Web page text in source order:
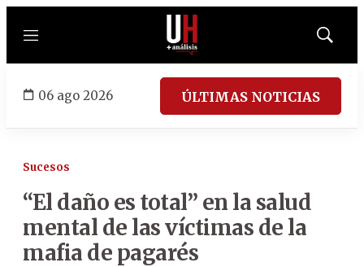
Menú
Mostrar
06 ago 2026 ÚLTIMAS NOTICIAS
Sucesos
“El daño es total” en la salud
mental de las víctimas de la
mafia de pagarés